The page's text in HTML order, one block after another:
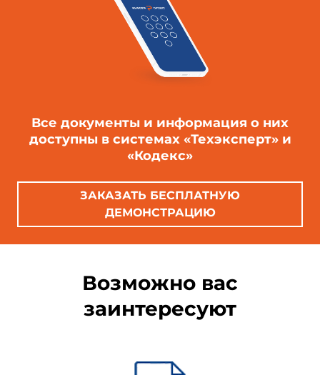
Все документы и информация о них
доступны в системах «Техэксперт» и
«Кодекс»
ЗАКАЗАТЬ БЕСПЛАТНУЮ
ДЕМОНСТРАЦИЮ
Возможно вас
заинтересуют